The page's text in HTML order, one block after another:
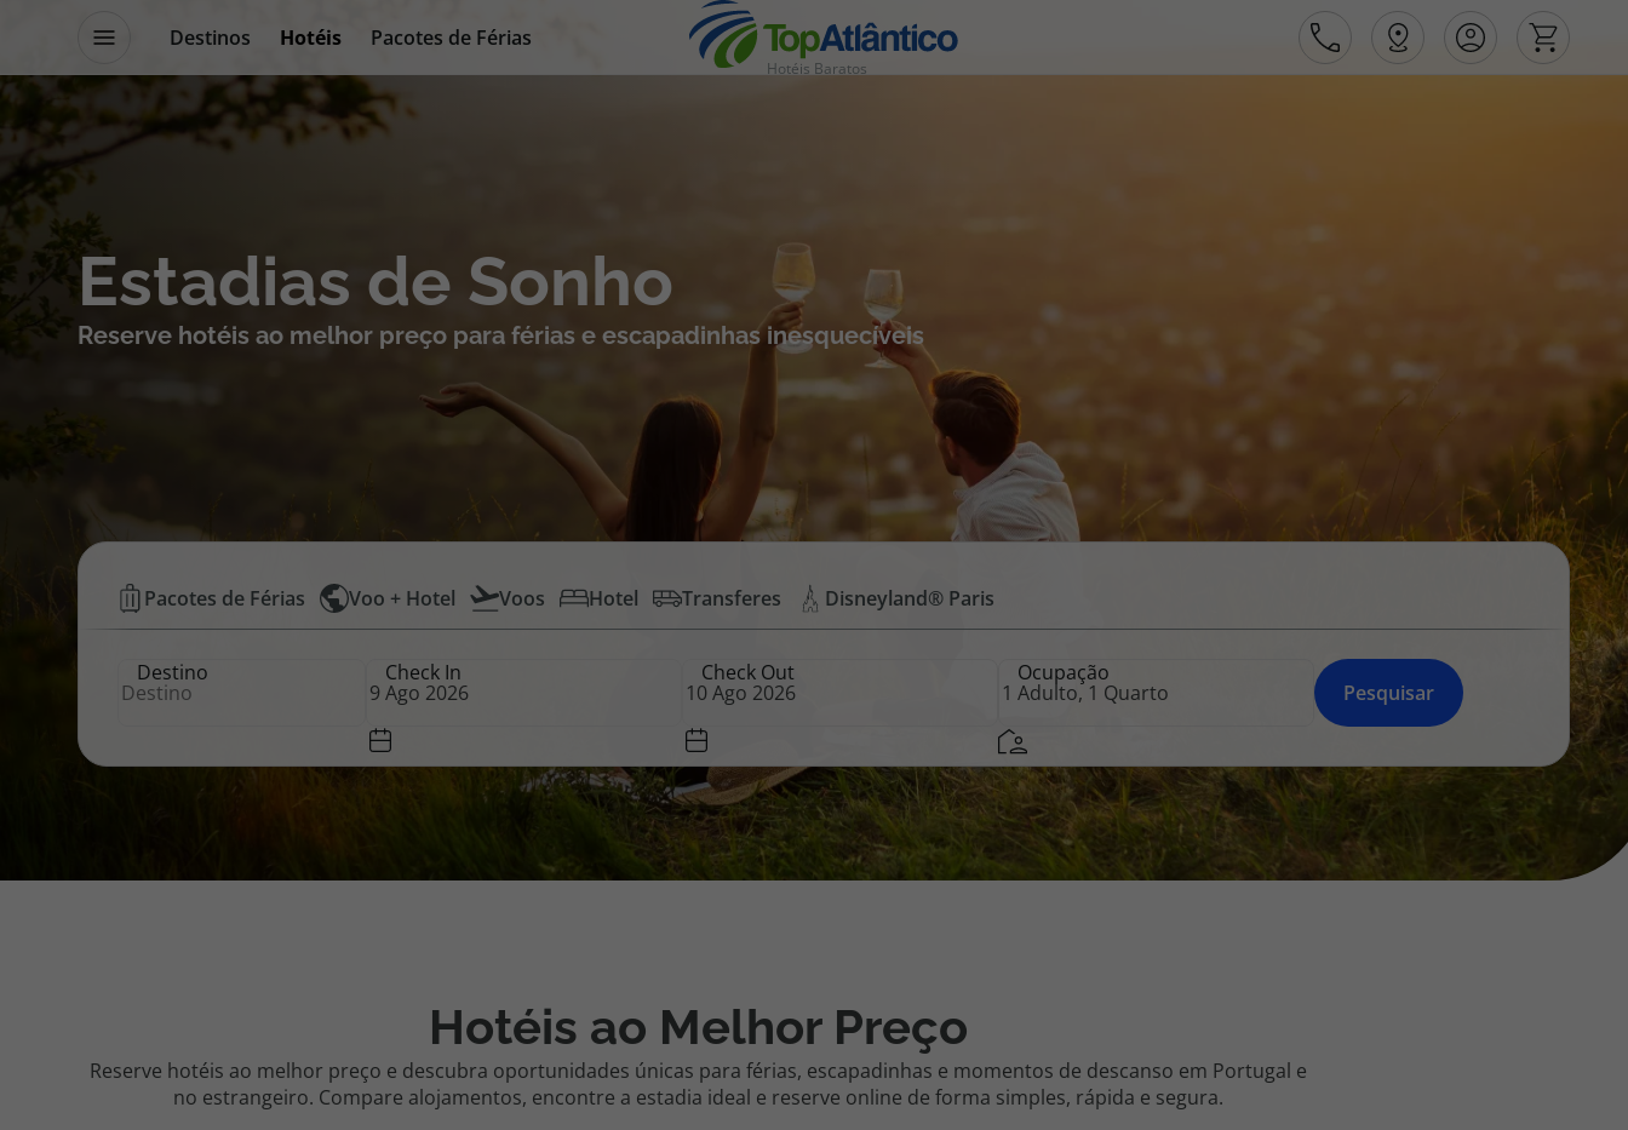
Destinos Hotéis
Pacotes de Férias
Promoções
Blog TopViagens Hotéis Baratos
Destinos
Voos
Pacotes de Férias
Disneyland ® Paris
Cruzeiros
Promoções
Cheque Viagem
Blog TopViagens
Apoio ao cliente no Estrangeiro
facilidade na marcação das suas viagens, tem ainda ao seu
dispor o nosso call center a funcionar todos os dias úteis das
10:00 às 20:00 e Sábado das 10:00 às 14:00.
Estadias de Sonho
Reserve hotéis ao melhor preço para férias e escapadinhas inesquecíveis
Hotéis
Baratos
Top
Pacotes de Férias Voo + Hotel Voos Hotel Transferes Disneyland® Paris
Destino Check In Check Out Ocupação
Pesquisar
Hotéis ao Melhor Preço
Reserve hotéis ao melhor preço e descubra oportunidades únicas para férias, escapadinhas e momentos de descanso em Portugal e
no estrangeiro. Compare alojamentos, encontre a estadia ideal e reserve online de forma simples, rápida e segura.